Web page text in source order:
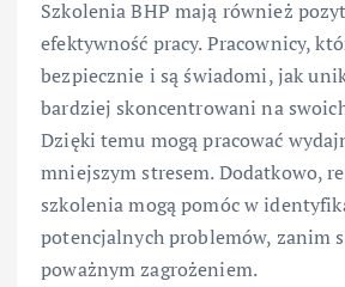
Szkolenia BHP mają również
efektywność pracy. Pracownicy,
bezpiecznie i są świadomi, jak
bardziej skoncentrowani na
Dzięki temu mogą pracować
mniejszym stresem. Dodatkowo,
szkolenia mogą pomóc w
potencjalnych problemów, zanim
poważnym zagrożeniem.